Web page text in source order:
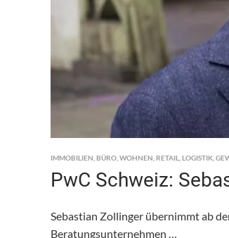
IMMOBILIEN BÜRO WOHNEN RETAIL LOGISTIK
PwC Schweiz:
Sebastian Zollinger übernimmt ab
Beratungsunternehmen …